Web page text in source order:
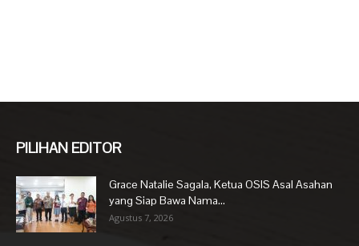
PILIHAN EDITOR
Grace Natalie Sagala, Ketua OSIS Asal Asahan
yang Siap Bawa Nama...
Agustus 7, 2026